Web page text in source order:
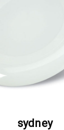
ΖΗΤΗΣΤΕsydney